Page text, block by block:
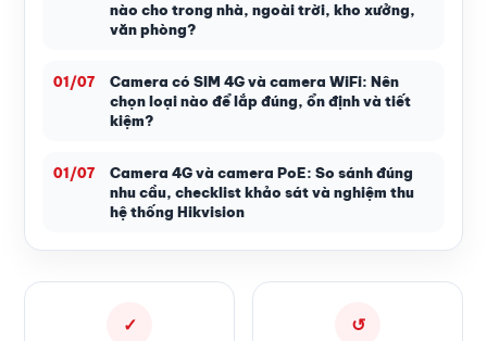
nào cho trong nhà, ngoài trời, kho xưởng,
văn phòng?
01/07
Camera có SIM 4G và camera WiFi: Nên
chọn loại nào để lắp đúng, ổn định và tiết
kiệm?
01/07
Camera 4G và camera PoE: So sánh đúng
nhu cầu, checklist khảo sát và nghiệm thu
hệ thống Hikvision
✓ ↺